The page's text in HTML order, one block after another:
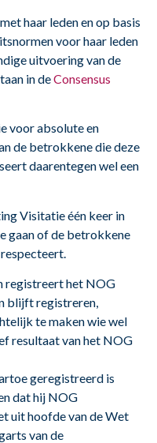
haar leden en op basis
voor haar leden
uitvoering van de
in deConsensus
voor absolute en
de betrokkene die deze
daarentegen wel een
Visitatie één keer in
gaan of de betrokkene
registreert het NOG
blijft registreren,
te maken wie wel
resultaat van het NOG
geregistreerd is
dat hij NOG
uit hoofde van de Wet
van de